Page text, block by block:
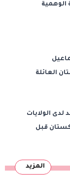
الوهمية
العائلة
لدى الولايات
قبل
المزيد